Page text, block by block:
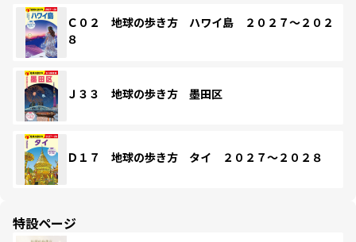
Ｃ０２ 地球の歩き方 ハワイ島 ２０２７～２０２
８
Ｊ３３ 地球の歩き方 墨田区
Ｄ１７ 地球の歩き方 タイ ２０２７～２０２８
特設ページ